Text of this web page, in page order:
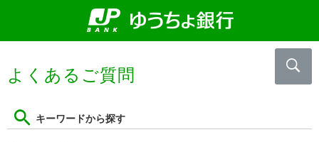
よくあるご質問
キーワードから探す